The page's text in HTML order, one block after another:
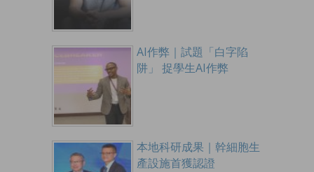
AI作弊｜試題「白字陷
阱」 捉學生AI作弊
本地科研成果｜幹細胞生
產設施首獲認證